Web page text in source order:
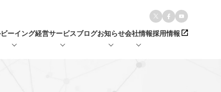
ーイング経営サービスブログお知らせ会社情報採用情報